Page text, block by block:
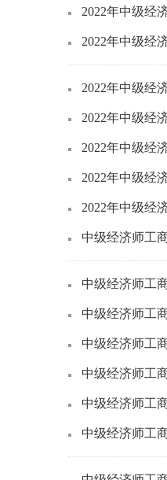
2022年中级经
2022年中级经
2022年中级经
2022年中级经
2022年中级经
2022年中级经
2022年中级经
中级经济师工
中级经济师工
中级经济师工
中级经济师工
中级经济师工
中级经济师工
中级经济师工